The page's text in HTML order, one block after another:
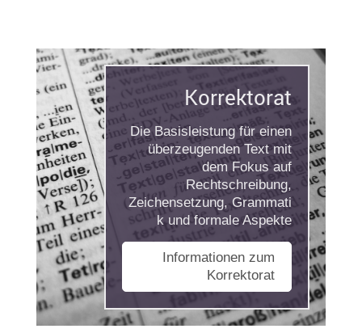
Korrektorat
Die Basisleistung für einen
überzeugenden Text mit
dem Fokus auf
Rechtschreibung,
Zeichensetzung, Grammati
k und formale Aspekte
Informationen zum
Korrektorat